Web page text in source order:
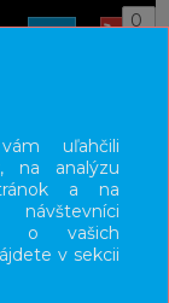
0
uľahčili
na analýzu
a na
o vašich
v sekcii